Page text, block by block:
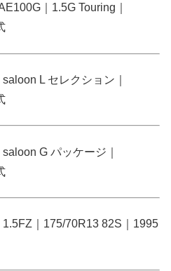
｜1.5G Touring｜
L セレクション｜
G パッケージ｜
｜175/70R13 82S｜1995